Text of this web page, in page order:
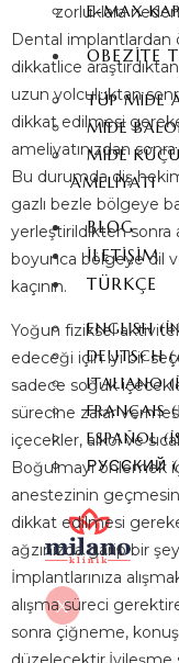
E-MAX
OBEZİTE
TÜP MIDE
MIDE
MIDE
AMELIYATI
BLOG
İLETIŞIM
TÜRKÇE
ENGLISH(
DEUTSCH(
ITALIANO(
FRANÇAIS(
ESPAÑOL(
РУССКИЙ(
X
zorluklara
Dental
dikkatlice
uzun yolculuktan
dikkat edilmesi
ameliyatınızdan
Bu durumda diş
gazlı bezle bölgeye
yerleştirildikten sonra
boyunca bölgeye dil
kaçının.
Yoğun fiziksel
edeceği için iyi bir
sadece soğuk
sürecine zarar
içecekler, alkol ve
Boğulmayı önlemek
anestezinin
dikkat edilmesi
ağzınızda garip bir
İmplantlarınıza
alışma süreci
sonra çiğneme,